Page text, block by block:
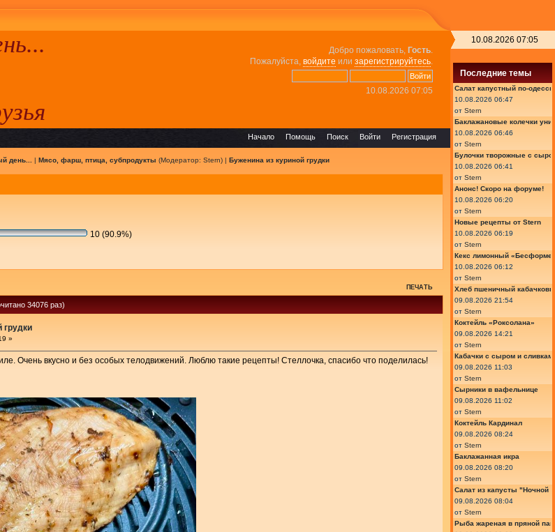
Добро пожаловать, Гость.
Пожалуйста, войдите или зарегистрируйтесь.
10.08.2026 07:05
Регистрация
Войти
Поиск
Помощь
Начало
день... | Мясо, фарш, птица, субпродукты (Модератор: Stern) | Буженина из куриной грудки
10 (90.9%)
ПЕЧАТЬ
34076 раз)
грудки
»
Очень вкусно и без особых телодвижений. Люблю такие рецепты! Стеллочка, спасибо что поделилась!
10.08.2026 07:05
Последние темы
Салат капустный по-
10.08.2026 06:47
от Stern
Баклажановые колечки
10.08.2026 06:46
от Stern
Булочки творожные с
10.08.2026 06:41
от Stern
Анонс! Скоро на форуме!
10.08.2026 06:20
от Stern
Новые рецепты от Stern
10.08.2026 06:19
от Stern
Кекс лимонный
10.08.2026 06:12
от Stern
Хлеб пшеничный
09.08.2026 21:54
от Stern
Коктейль «Роксолана»
09.08.2026 14:21
от Stern
Кабачки с сыром и
09.08.2026 11:03
от Stern
Сырники в вафельнице
09.08.2026 11:02
от Stern
Коктейль Кардинал
09.08.2026 08:24
от Stern
Баклажанная икра
09.08.2026 08:20
от Stern
Салат из капусты "Ночной
09.08.2026 08:04
от Stern
Рыба жареная в пряной